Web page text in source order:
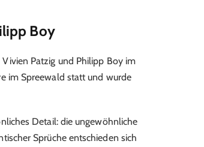
Boy
Patzig und Philipp Boy im
im Spreewald statt und wurde
Detail: die ungewöhnliche
Sprüche entschieden sich